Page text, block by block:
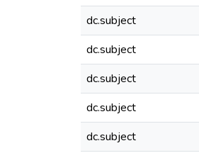
dc.subject
dc.subject
dc.subject
dc.subject
dc.subject